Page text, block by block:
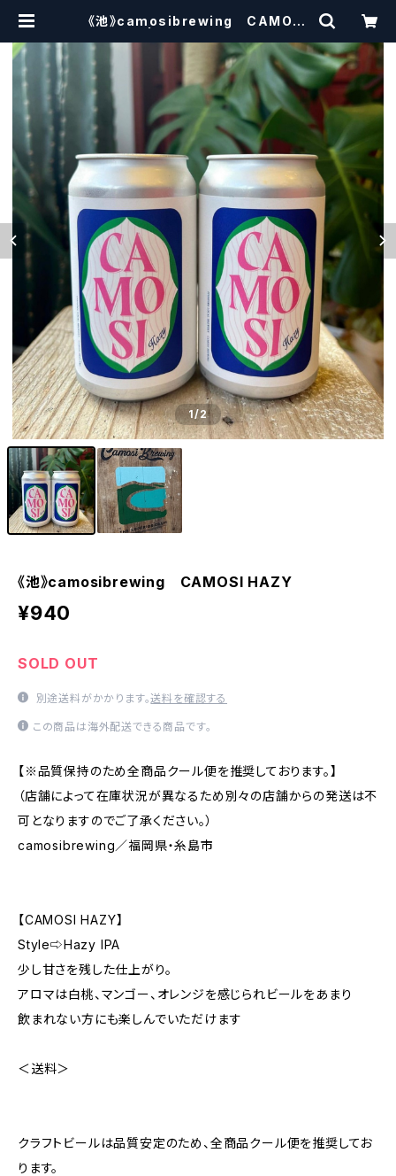
《池》camosibrewing CAMOSI
1/2
《池》camosibrewing CAMOSI HAZY
¥940
SOLD OUT
別途送料がかかります。送料を確認する
この商品は海外配送できる商品です。
【※品質保持のため全商品クール便を推奨しております。】
（店舗によって在庫状況が異なるため別々の店舗からの発送は不
可となりますのでご了承ください。）
camosibrewing／福岡県・糸島市
【CAMOSI HAZY】
Style⇨Hazy IPA
少し甘さを残した仕上がり。
アロマは白桃、マンゴー、オレンジを感じられビールをあまり
飲まれない方にも楽しんでいただけます
＜送料＞
クラフトビールは品質安定のため、全商品クール便を推奨してお
ります。